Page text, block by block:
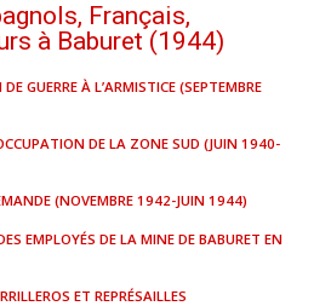
Français,
à Baburet (1944)
GUERRE À L’ARMISTICE (SEPTEMBRE
DE LA ZONE SUD (JUIN 1940-
(NOVEMBRE 1942-JUIN 1944)
EMPLOYÉS DE LA MINE DE BABURET EN
ET REPRÉSAILLES